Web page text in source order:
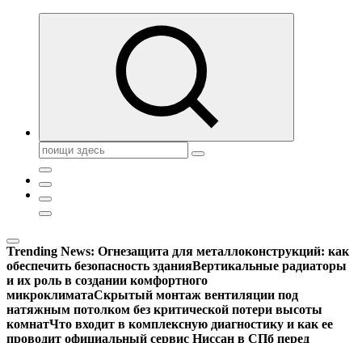
Поиск:
Trending News: Огнезащита для металлоконструкций: как
обеспечить безопасность зданияВертикальные радиаторы
и их роль в создании комфортного
микроклиматаСкрытый монтаж вентиляции под
натяжным потолком без критической потери высоты
комнатЧто входит в комплексную диагностику и как ее
проводит официальный сервис Ниссан в СПб перед